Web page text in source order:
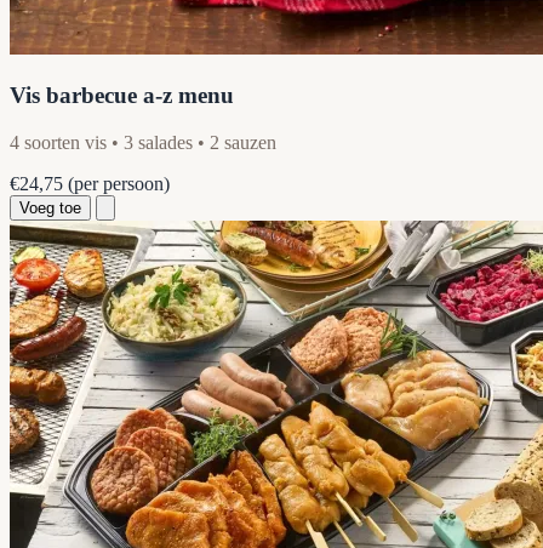
Vis barbecue a-z menu
4 soorten vis • 3 salades • 2 sauzen
€24,75 (per persoon)
Voeg toe